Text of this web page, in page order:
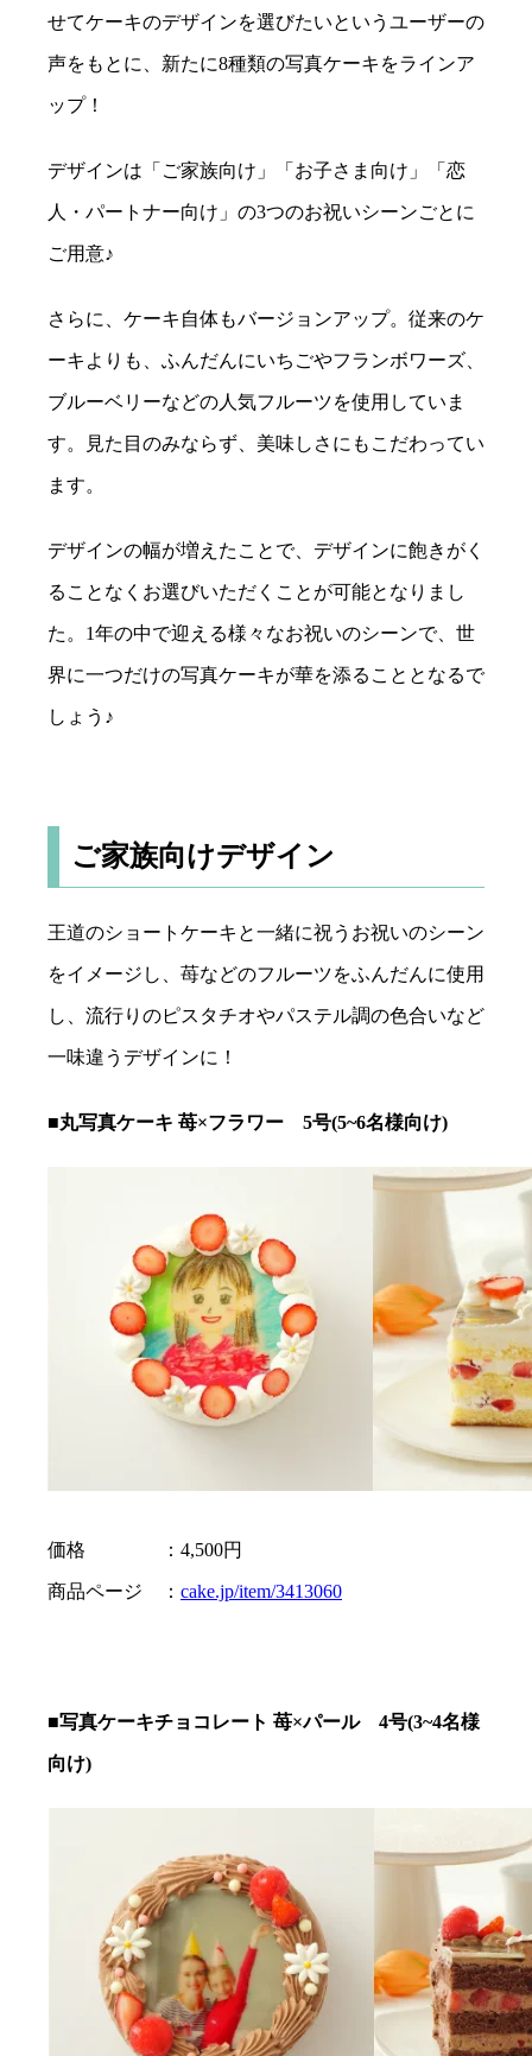
せてケーキのデザインを選びたいというユーザーの
声をもとに、新たに8種類の写真ケーキをラインア
ップ！
デザインは「ご家族向け」「お子さま向け」「恋
人・パートナー向け」の3つのお祝いシーンごとに
ご用意♪
さらに、ケーキ自体もバージョンアップ。従来のケ
ーキよりも、ふんだんにいちごやフランボワーズ、
ブルーベリーなどの人気フルーツを使用していま
す。見た目のみならず、美味しさにもこだわってい
ます。
デザインの幅が増えたことで、デザインに飽きがく
ることなくお選びいただくことが可能となりまし
た。1年の中で迎える様々なお祝いのシーンで、世
界に一つだけの写真ケーキが華を添ることとなるで
しょう♪
ご家族向けデザイン
王道のショートケーキと一緒に祝うお祝いのシーン
をイメージし、苺などのフルーツをふんだんに使用
し、流行りのピスタチオやパステル調の色合いなど
一味違うデザインに！
■丸写真ケーキ 苺×フラワー 5号(5~6名様向け)
価格 ：4,500円
商品ページ ： cake.jp/item/3413060
■写真ケーキチョコレート 苺×パール 4号(3~4名様
向け)